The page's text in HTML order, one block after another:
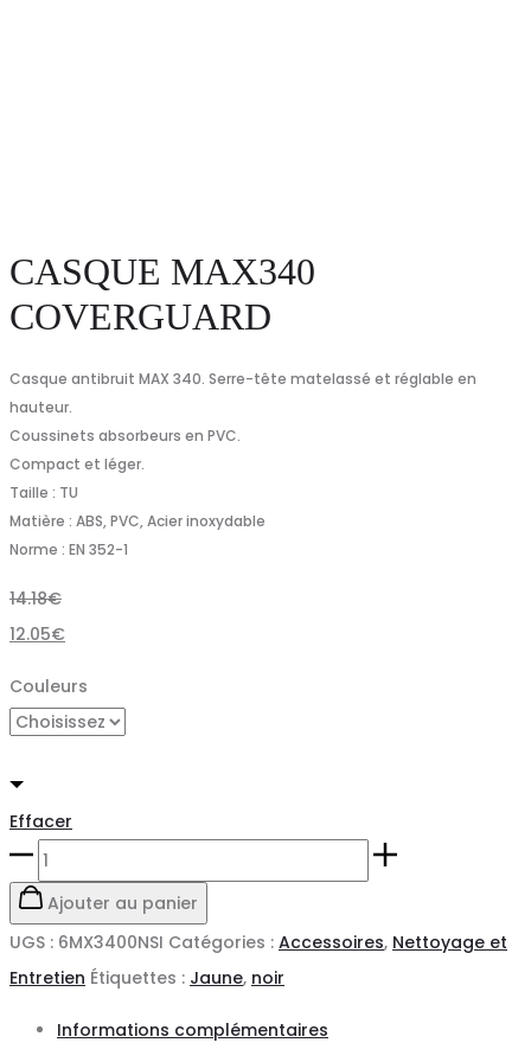
CASQUE MAX340
COVERGUARD
Casque antibruit MAX 340. Serre-tête matelassé et réglable en
hauteur.
Coussinets absorbeurs en PVC.
Compact et léger.
Taille : TU
Matière : ABS, PVC, Acier inoxydable
Norme : EN 352-1
14.18€
12.05€
Couleurs
Effacer
quantité
de
CASQUE
Ajouter au panier
UGS : 6MX3400NSI Catégories : Accessoires, Nettoyage et
Entretien Étiquettes : Jaune, noir
Informations complémentaires